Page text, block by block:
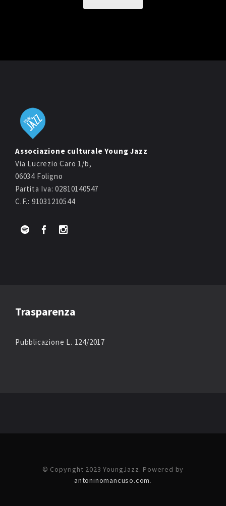
Associazione culturale Young Jazz
Via Lucrezio Caro 1/b,
06034 Foligno
Partita Iva: 02810140547
C.F.: 91031210544
Trasparenza
Pubblicazione L. 124/2017
© Copyright 2023 YoungJazz. Powered by
antoninomancuso.com.